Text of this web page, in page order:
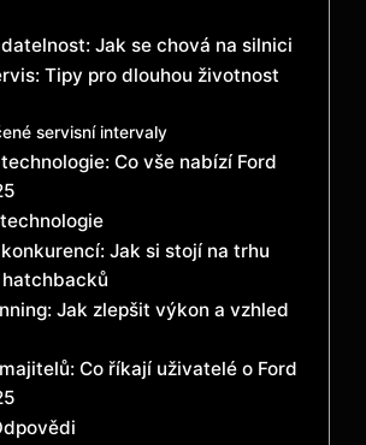
Jak se chová na silnici
Tipy pro dlouhou životnost
servisní intervaly
Co vše nabízí Ford
Jak si stojí na trhu
Jak zlepšit výkon a vzhled
Co říkají uživatelé o Ford